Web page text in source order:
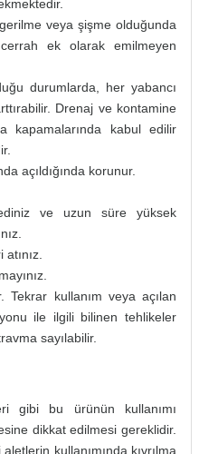
veya şişme olduğunda
ek olarak emilmeyen
durumlarda, her yabancı
Drenaj ve kontamine
kapamalarında kabul edilir
açıldığında korunur.
ve uzun süre yüksek
Tekrar kullanım veya açılan
ile ilgili bilinen tehlikeler
sayılabilir.
gibi bu ürünün kullanımı
dikkat edilmesi gereklidir.
kullanımında kıvrılma